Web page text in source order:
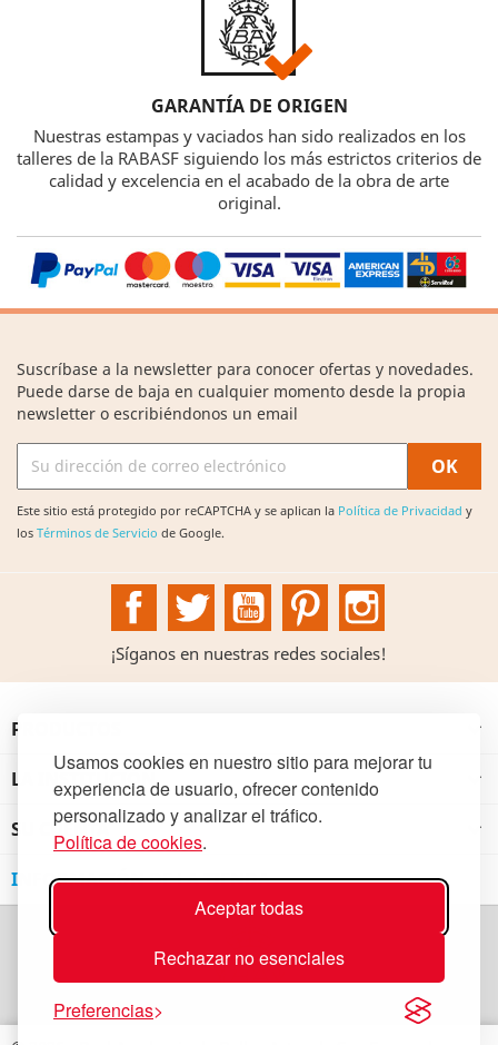
Usamos cookies en nuestro sitio para mejorar tu
experiencia de usuario, ofrecer contenido
personalizado y analizar el tráfico.
Política de cookies.
Aceptar todas
Rechazar no esenciales
Preferencias
GARANTÍA DE ORIGEN
Nuestras estampas y vaciados han sido realizados en los
talleres de la RABASF siguiendo los más estrictos criterios de
calidad y excelencia en el acabado de la obra de arte
original.
Suscríbase a la newsletter para conocer ofertas y novedades.
Puede darse de baja en cualquier momento desde la propia
newsletter o escribiéndonos un email
Este sitio está protegido por reCAPTCHA y se aplican la Política de Privacidad y
los Términos de Servicio de Google.
FacebookTwitter YouTubePinterest
¡Síganos en nuestras redes sociales!
PRODUCTOS 
LA INSTITUCIÓN 
SU CUENTA 
INFORMACIÓN DE LA TIENDA